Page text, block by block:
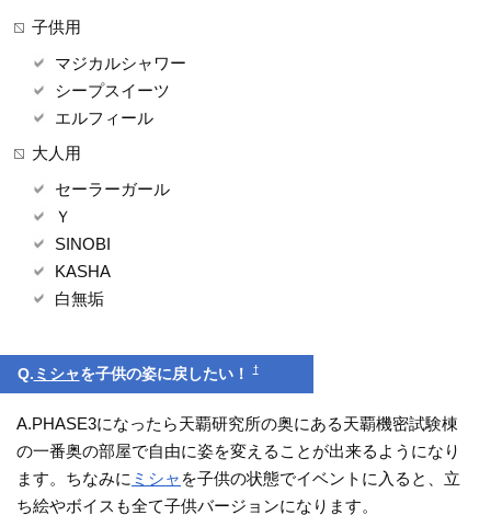
子供用
マジカルシャワー
シープスイーツ
エルフィール
大人用
セーラーガール
Ｙ
SINOBI
KASHA
白無垢
Q. ミシャを子供の姿に戻したい！†
A.PHASE3になったら天覇研究所の奥にある天覇機密試験棟
の一番奥の部屋で自由に姿を変えることが出来るようになり
ます。ちなみに ミシャ を子供の状態でイベントに入ると、立
ち絵やボイスも全て子供バージョンになります。